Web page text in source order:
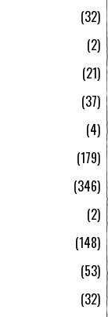
32
2
21
37
4
179
346
2
148
53
32